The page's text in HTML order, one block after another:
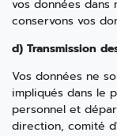
vos données
conservons vos
d) Transmission
Vos données ne
impliqués dans le
personnel et
direction, comité